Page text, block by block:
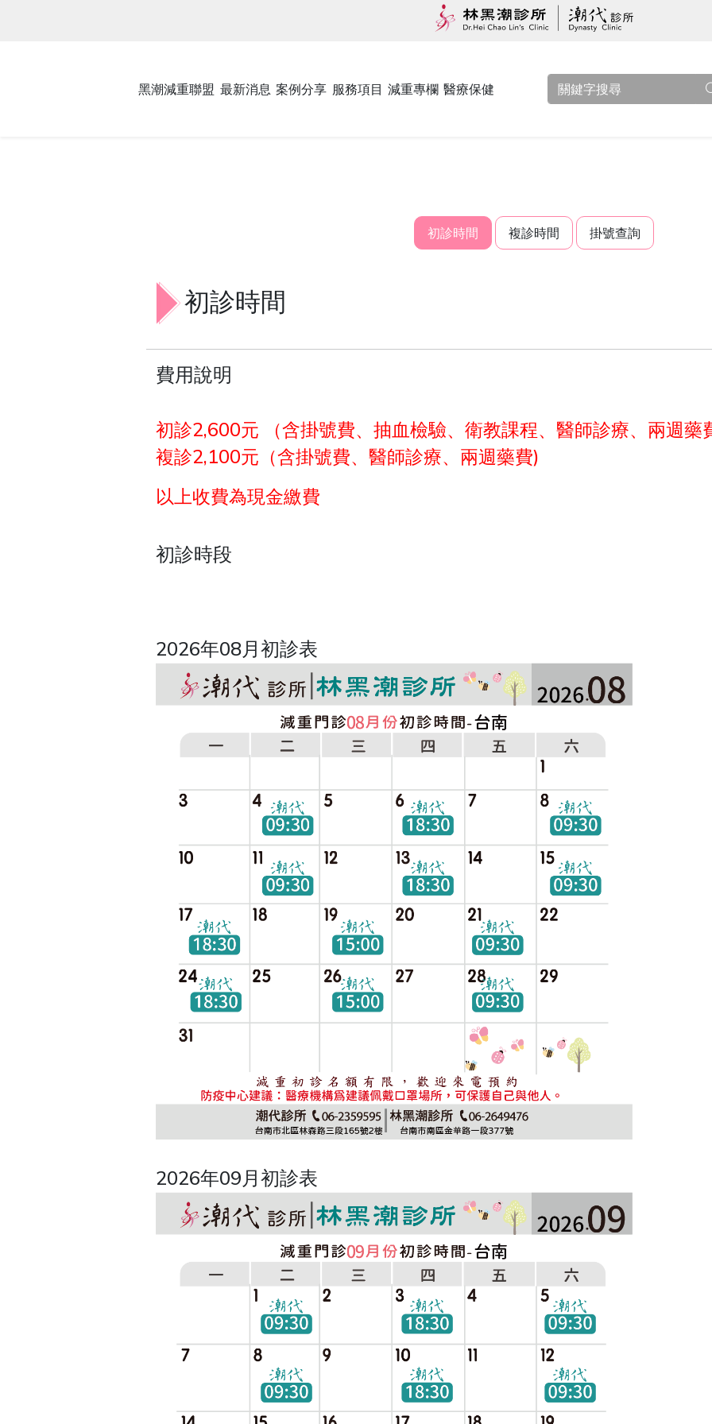
黑潮減重聯盟 最新消息 案例分享 服務項目 減重專欄 醫療保健
初診時間 複診時間 掛號查詢
初診時間
費用說明
初診2,600元 （含掛號費、抽血檢驗、衛教課程、醫師診療、兩週藥
複診2,100元（含掛號費、醫師診療、兩週藥費)
以上收費為現金繳費
初診時段
2026年08月初診表
2026年09月初診表